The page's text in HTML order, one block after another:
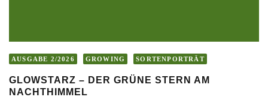
AUSGABE 2/2026 GROWING SORTENPORTRÄT
GLOWSTARZ – DER GRÜNE STERN AM
NACHTHIMMEL